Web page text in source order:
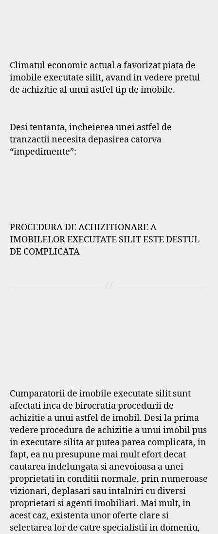
Climatul economic actual a favorizat piata de
imobile executate silit, avand in vedere pretul
de achizitie al unui astfel tip de imobile.
Desi tentanta, incheierea unei astfel de
tranzactii necesita depasirea catorva
“impedimente”:
PROCEDURA DE ACHIZITIONARE A
IMOBILELOR EXECUTATE SILIT ESTE DESTUL
DE COMPLICATA
Cumparatorii de imobile executate silit sunt
afectati inca de birocratia procedurii de
achizitie a unui astfel de imobil. Desi la prima
vedere procedura de achizitie a unui imobil pus
in executare silita ar putea parea complicata, in
fapt, ea nu presupune mai mult efort decat
cautarea indelungata si anevoioasa a unei
proprietati in conditii normale, prin numeroase
vizionari, deplasari sau intalniri cu diversi
proprietari si agenti imobiliari. Mai mult, in
acest caz, existenta unor oferte clare si
selectarea lor de catre specialistii in domeniu,